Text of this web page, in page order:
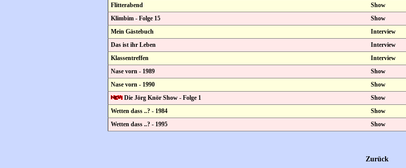
Flitterabend
Show
Klimbim - Folge 15
Show
Mein Gästebuch
Interview
Das ist ihr Leben
Interview
Klassentreffen
Interview
Nase vorn - 1989
Show
Nase vorn - 1990
Show
Die Jörg Knör Show - Folge 1
Show
Wetten dass ..? - 1984
Show
Wetten dass ..? - 1995
Show
Zurück